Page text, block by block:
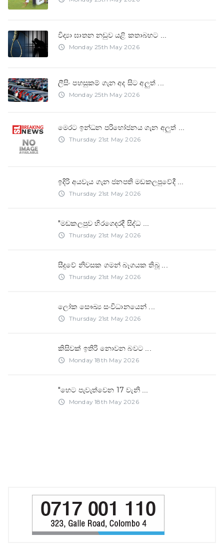
විද්‍යා ඝාතන නඩුව යළි කතාබහට
access_time Monday 25th May 2026
ලීසිං පහසුකම් ගැන අද සිට අලුත්
access_time Monday 25th May 2026
මෙරට ඉන්ධන පරිභෝජනය ගැන අලුත්
access_time Thursday 21st May 2026
ඉදිරි අයවැය ගැන ජනපති මඩකලපුවේදී ...
access_time Thursday 21st May 2026
"මඩකලපුව හිරගෙදරදී සිද්ධ ...
access_time Thursday 21st May 2026
සීදුවේ නිවසක ගමන් බෑගයක තිබූ ...
access_time Thursday 21st May 2026
ලෝක සෞඛ්‍ය සංවිධානයෙන් ...
access_time Thursday 21st May 2026
කිසිවක් ඉතිරි නොවන බවට ...
access_time Monday 18th May 2026
"හෙට පැවැත්වෙන 17 වැනි ...
access_time Monday 18th May 2026